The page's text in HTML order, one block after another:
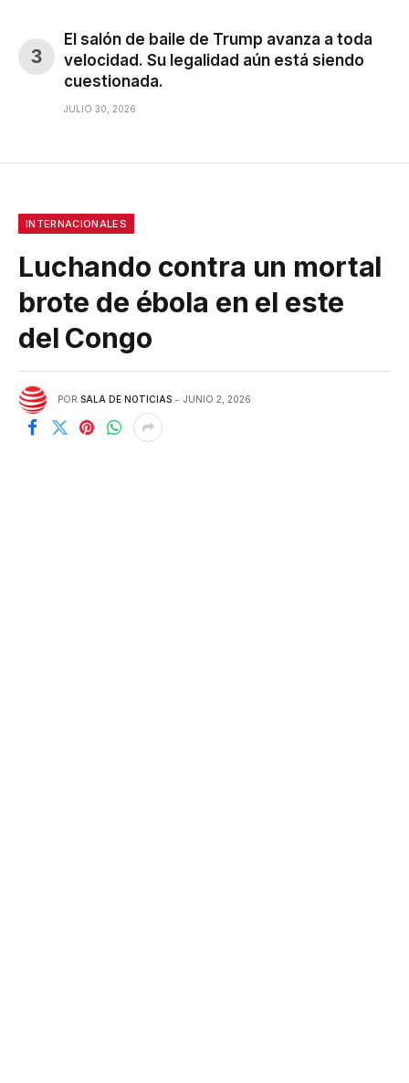
El salón de baile de Trump avanza a toda
velocidad. Su legalidad aún está siendo
cuestionada.
JULIO 30, 2026
INTERNACIONALES
Luchando contra un mortal
brote de ébola en el este
del Congo
POR SALA DE NOTICIAS JUNIO 2, 2026